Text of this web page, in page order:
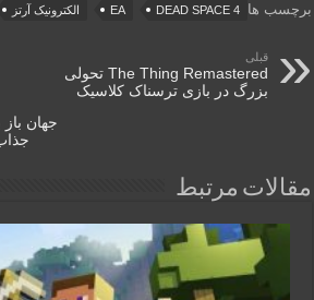
برچسب ها DEAD SPACE 4
EA الکترونیک آرتز
قبلی
The Thing Remastered تحولی
بزرگ در بازی ترسناک کلاسیک
مقالات مرتبط